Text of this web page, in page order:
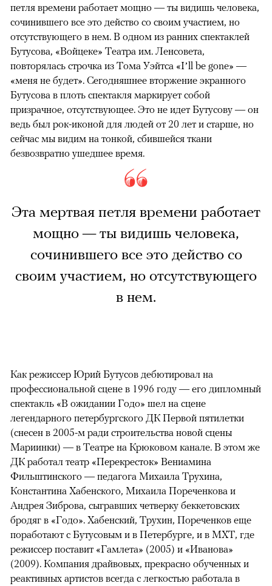
петля времени работает мощно — ты видишь человека,
сочинившего все это действо со своим участием, но
отсутствующего в нем. В одном из ранних спектаклей
Бутусова, «Войцеке» Театра им. Ленсовета,
повторялась строчка из Тома Уэйтса «I’ll be gone» —
«меня не будет». Сегодняшнее вторжение экранного
Бутусова в плоть спектакля маркирует собой
призрачное, отсутствующее. Это не идет Бутусову — он
ведь был рок-иконой для людей от 20 лет и старше, но
сейчас мы видим на тонкой, сбившейся ткани
безвозвратно ушедшее время.
Эта мертвая петля времени работает
мощно — ты видишь человека,
сочинившего все это действо со
своим участием, но отсутствующего
в нем.
Как режиссер Юрий Бутусов дебютировал на
профессиональной сцене в 1996 году — его дипломный
спектакль «В ожидании Годо» шел на сцене
легендарного петербургского ДК Первой пятилетки
(снесен в 2005-м ради строительства новой сцены
Мариинки) — в Театре на Крюковом канале. В этом же
ДК работал театр «Перекресток» Вениамина
Фильштинского — педагога Михаила Трухина,
Константина Хабенского, Михаила Пореченкова и
Андрея Зиброва, сыгравших четверку беккетовских
бродяг в «Годо». Хабенский, Трухин, Пореченков еще
поработают с Бутусовым и в Петербурге, и в МХТ, где
режиссер поставит «Гамлета» (2005) и «Иванова»
(2009). Компания драйвовых, прекрасно обученных и
реактивных артистов всегда с легкостью работала в